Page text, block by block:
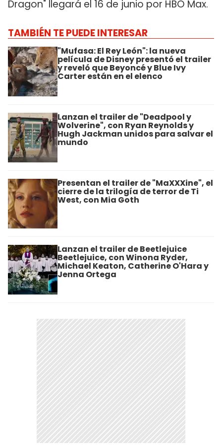
Dragon" llegará el 16 de junio por HBO Max.
TAMBIÉN TE PUEDE INTERESAR
"Mufasa: El Rey León": la nueva
película de Disney presentó el trailer
y reveló que Beyoncé y Blue Ivy
Carter están en el elenco
Lanzan el trailer de "Deadpool y
Wolverine", con Ryan Reynolds y
Hugh Jackman unidos para salvar el
mundo
Presentan el trailer de "MaXXXine", el
cierre de la trilogía de terror de Ti
West, con Mia Goth
Lanzan el trailer de Beetlejuice
Beetlejuice, con Winona Ryder,
Michael Keaton, Catherine O'Hara y
Jenna Ortega